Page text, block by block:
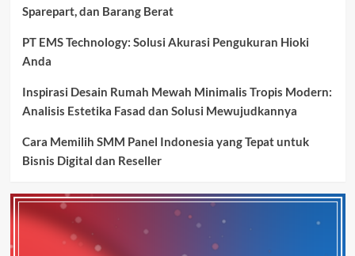
Sparepart, dan Barang Berat
PT EMS Technology: Solusi Akurasi Pengukuran Hioki
Anda
Inspirasi Desain Rumah Mewah Minimalis Tropis Modern:
Analisis Estetika Fasad dan Solusi Mewujudkannya
Cara Memilih SMM Panel Indonesia yang Tepat untuk
Bisnis Digital dan Reseller